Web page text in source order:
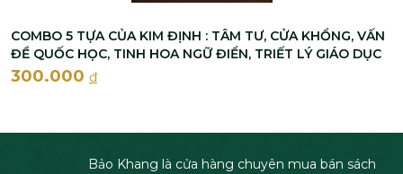
COMBO 5 TỰA CỦA KIM ĐỊNH : TÂM TƯ, CỬA KHỔNG, VẤN
ĐỀ QUỐC HỌC, TINH HOA NGỮ ĐIỂN, TRIẾT LÝ GIÁO DỤC
300.000 đ
Bảo Khang là cửa hàng chuyên mua bán sách